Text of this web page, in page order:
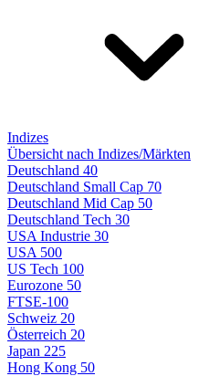
Indizes
Übersicht nach Indizes/Märkten
Deutschland 40
Deutschland Small Cap 70
Deutschland Mid Cap 50
Deutschland Tech 30
USA Industrie 30
USA 500
US Tech 100
Eurozone 50
FTSE-100
Schweiz 20
Österreich 20
Japan 225
Hong Kong 50